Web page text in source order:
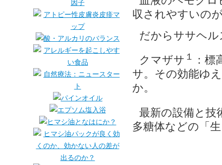
収されやすいの
だからササヘ
クマザサ １
：
サ。その効能ゆ
か。
最新の設備と技
多糖体などの「